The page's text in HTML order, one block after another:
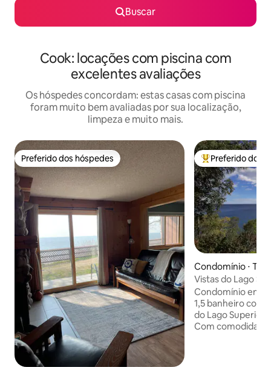
Buscar
Cook: locações com piscina com
excelentes avaliações
Os hóspedes concordam: estas casas com piscina
foram muito bem avaliadas por sua localização,
limpeza e muito mais.
Preferido dos hóspedes
Preferido dos hóspedes Entre os
Preferido dos
Condomínio ⋅
Vistas do Lago
Relaxe ou explore
Condomínio
1,5 banheiro com
do Lago Superior
Com